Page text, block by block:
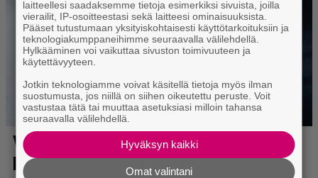
laitteellesi saadaksemme tietoja esimerkiksi sivuista, joilla
vierailit, IP-osoitteestasi sekä laitteesi ominaisuuksista.
Pääset tutustumaan yksityiskohtaisesti käyttötarkoituksiin ja
teknologiakumppaneihimme seuraavalla välilehdellä.
Hylkääminen voi vaikuttaa sivuston toimivuuteen ja
käytettävyyteen.
Jotkin teknologiamme voivat käsitellä tietoja myös ilman
suostumusta, jos niillä on siihen oikeutettu peruste. Voit
vastustaa tätä tai muuttaa asetuksiasi milloin tahansa
seuraavalla välilehdellä.
Hyväksyn kaikki
Omat valintani